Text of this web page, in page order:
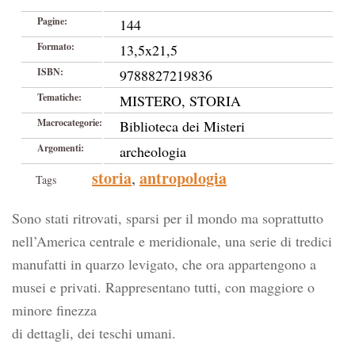
Pagine: 144
Formato: 13,5x21,5
ISBN: 9788827219836
Tematiche: MISTERO, STORIA
Macrocategorie: Biblioteca dei Misteri
Argomenti: archeologia
Tags storia, antropologia
Sono stati ritrovati, sparsi per il mondo ma soprattutto
nell’America centrale e meridionale, una serie di tredici
manufatti in quarzo levigato, che ora appartengono a
musei e privati. Rappresentano tutti, con maggiore o
minore finezza
di dettagli, dei teschi umani.